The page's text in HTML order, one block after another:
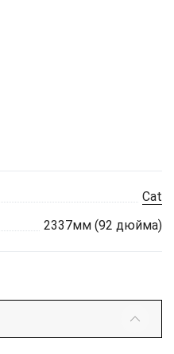
Cat
2337мм (92 дюйма)